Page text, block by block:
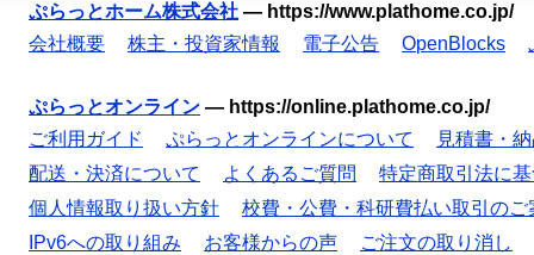
ぷらっとホーム株式会社 — https://www.plathome.co.jp/
会社概要
株主・投資家情報 電子公告 OpenBlocks
ぷらっとオンライン — https://online.plathome.co.jp/
ご利用ガイド
ぷらっとオンラインについて
見積書・
配送・決済について
よくあるご質問
特定商取引法に
個人情報取り扱い方針
校費・公費・科研費払い取引のご
IPv6への取り組み
お客様からの声 ご注文の取り消し